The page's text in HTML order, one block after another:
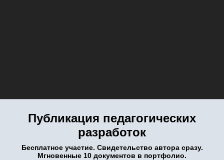
Публикация педагогических
разработок
Бесплатное участие. Свидетельство автора сразу.
Мгновенные 10 документов в портфолио.